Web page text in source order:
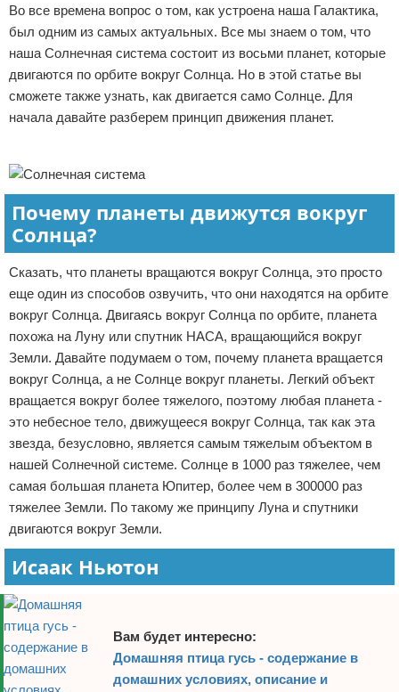
Философия
Культура
Экономика
Разное
Для правообладателей
Условия предоставления информации
Отказ от ответственности
Во все времена вопрос о том, как устроена наша Галактика,
был одним из самых актуальных. Все мы знаем о том, что
наша Солнечная система состоит из восьми планет, которые
двигаются по орбите вокруг Солнца. Но в этой статье вы
сможете также узнать, как двигается само Солнце. Для
начала давайте разберем принцип движения планет.
Почему планеты движутся вокруг
Солнца?
Сказать, что планеты вращаются вокруг Солнца, это просто
еще один из способов озвучить, что они находятся на орбите
вокруг Солнца. Двигаясь вокруг Солнца по орбите, планета
похожа на Луну или спутник НАСА, вращающийся вокруг
Земли. Давайте подумаем о том, почему планета вращается
вокруг Солнца, а не Солнце вокруг планеты. Легкий объект
вращается вокруг более тяжелого, поэтому любая планета -
это небесное тело, движущееся вокруг Солнца, так как эта
звезда, безусловно, является самым тяжелым объектом в
нашей Солнечной системе. Солнце в 1000 раз тяжелее, чем
самая большая планета Юпитер, более чем в 300000 раз
тяжелее Земли. По такому же принципу Луна и спутники
двигаются вокруг Земли.
Исаак Ньютон
Вам будет интересно:
Домашняя птица гусь - содержание в
домашних условиях, описание и